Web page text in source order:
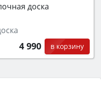
доска
4 990 в корзину